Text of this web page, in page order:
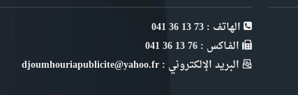
الهاتف : 73 13 36 041
الفـاكس : 76 13 36 041
البريد الإلكتروني : djoumhouriapublicite@yahoo.fr